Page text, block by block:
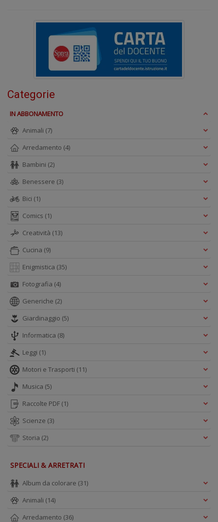
Categorie
IN ABBONAMENTO
Animali (7)
Arredamento (4)
Bambini (2)
Benessere (3)
Bici (1)
Comics (1)
Creatività (13)
Cucina (9)
Enigmistica (35)
Fotografia (4)
Generiche (2)
Giardinaggio (5)
Informatica (8)
Leggi (1)
Motori e Trasporti (11)
Musica (5)
Raccolte PDF (1)
Scienze (3)
Storia (2)
SPECIALI & ARRETRATI
Album da colorare (31)
Animali (14)
Arredamento (36)